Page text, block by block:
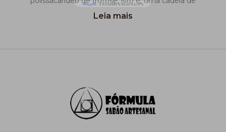
Leia mais